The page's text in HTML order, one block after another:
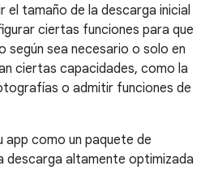
el tamaño de la descarga inicial
ciertas funciones para que
según sea necesario o solo en
ciertas capacidades, como la
o admitir funciones de
app como un paquete de
descarga altamente optimizada